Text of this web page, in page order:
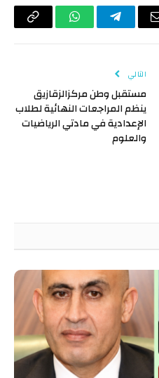
البريد
تيلقرام واتسابCopy
التالي
مستقبل وطن مركزالزقازيق
ينظم المراجعات النهائية لطلاب
الإعدادية في مادتي الرياضيات
والعلوم